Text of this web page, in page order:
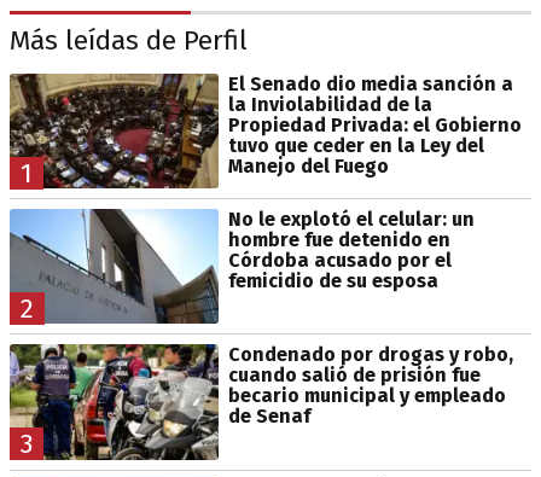
Más leídas de Perfil
1
El Senado dio media sanción a
la Inviolabilidad de la
Propiedad Privada: el Gobierno
tuvo que ceder en la Ley del
Manejo del Fuego
2
No le explotó el celular: un
hombre fue detenido en
Córdoba acusado por el
femicidio de su esposa
3
Condenado por drogas y robo,
cuando salió de prisión fue
becario municipal y empleado
de Senaf